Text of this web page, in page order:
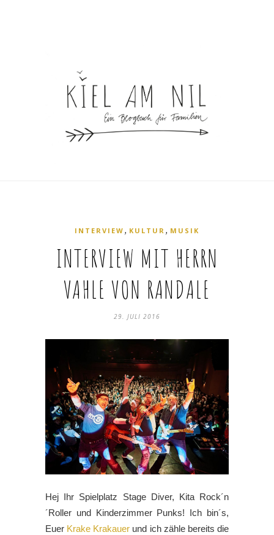
INTERVIEW , KULTUR , MUSIK
INTERVIEW MIT HERRN
VAHLE VON RANDALE
29. JULI 2016
Hej Ihr Spielplatz Stage Diver, Kita Rock´n
´Roller und Kinderzimmer Punks! Ich bin´s,
Euer Krake Krakauer und ich zähle bereits die